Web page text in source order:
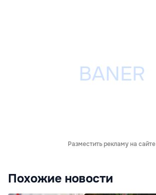
Разместить рекламу на сайте
Похожие новости